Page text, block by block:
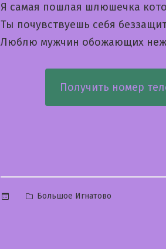
Я самая пошлая шлюшечка
Ты почувствуешь себя
Люблю мужчин обожающих
Получить номер
Опубликовано
Большое Игнатово